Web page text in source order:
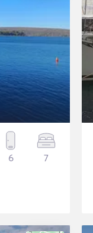
6 7